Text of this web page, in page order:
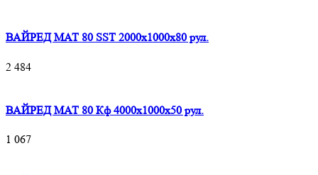
ВАЙРЕД МАТ 80 SST 2000x1000x80 рул.
2 484
ВАЙРЕД МАТ 80 Кф 4000x1000x50 рул.
1 067